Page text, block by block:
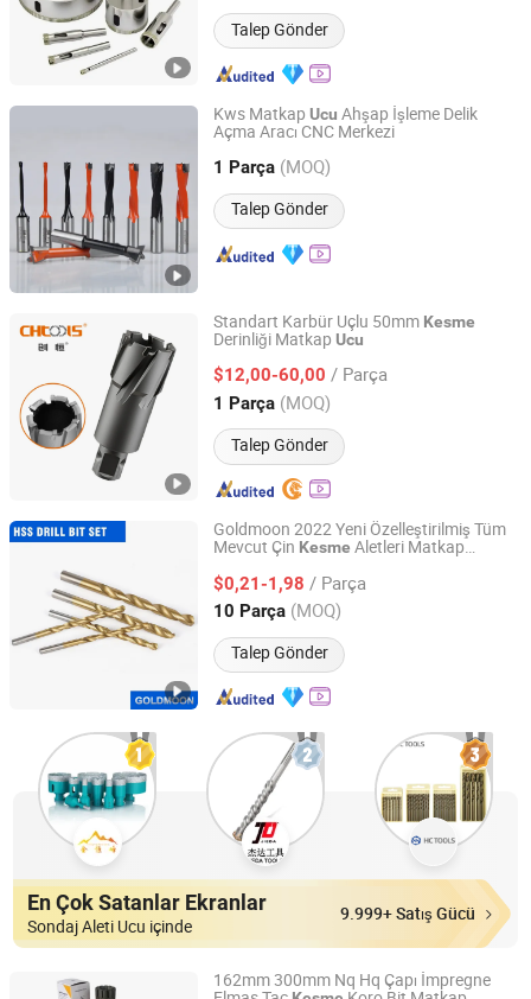
Talep Gönder
Kws Matkap Ucu Ahşap İşleme Delik
Açma Aracı CNC Merkezi
1 Parça (MOQ)
Talep Gönder
Chengdu Yibai Technology Co., Ltd.
Sichuan, China Fiyat 2010
Standart Karbür Uçlu 50mm Kesme
Derinliği Matkap Ucu
$12,00-60,00 / Parça
1 Parça (MOQ)
Talep Gönder
Zhejiang Xinxing Tools Co., Ltd.
Zhejiang, China Fiyat 2012
Goldmoon 2022 Yeni Özelleştirilmiş Tüm
Mevcut Çin Kesme Aletleri Matkap
$0,21-1,98 / Parça
10 Parça (MOQ)
Talep Gönder
Jiangsu Goldmoon Industry Co., Ltd.
Jiangsu, China Fiyat 2015
En Çok Satanlar Ekranlar
Sondaj Aleti Ucu içinde
9.999+ Satış Gücü
162mm 300mm Nq Hq Çapı İmpregne